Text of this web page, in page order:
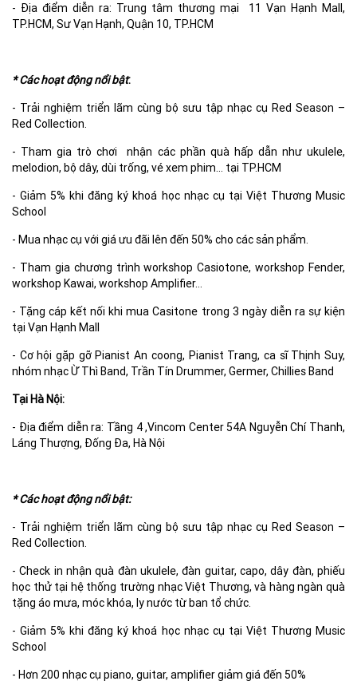
- Địa điểm diễn ra: Trung tâm thương mại 11 Vạn Hạnh Mall,
TP.HCM, Sư Vạn Hạnh, Quận 10, TP.HCM
* Các hoạt động nổi bật:
- Trải nghiệm triển lãm cùng bộ sưu tập nhạc cụ Red Season –
Red Collection.
- Tham gia trò chơi nhận các phần quà hấp dẫn như ukulele,
melodion, bộ dây, dùi trống, vé xem phim… tại TP.HCM
- Giảm 5% khi đăng ký khoá học nhạc cụ tại Việt Thương Music
School
- Mua nhạc cụ với giá ưu đãi lên đến 50% cho các sản phẩm.
- Tham gia chương trình workshop Casiotone, workshop Fender,
workshop Kawai, workshop Amplifier…
- Tặng cáp kết nối khi mua Casitone trong 3 ngày diễn ra sự kiện
tại Vạn Hạnh Mall
- Cơ hội gặp gỡ Pianist An coong, Pianist Trang, ca sĩ Thịnh Suy,
nhóm nhạc Ừ Thì Band, Trần Tín Drummer, Germer, Chillies Band
Tại Hà Nội:
- Địa điểm diễn ra: Tầng 4 ,Vincom Center 54A Nguyễn Chí Thanh,
Láng Thượng, Đống Đa, Hà Nội
* Các hoạt động nổi bật:
- Trải nghiệm triển lãm cùng bộ sưu tập nhạc cụ Red Season –
Red Collection.
- Check in nhận quà đàn ukulele, đàn guitar, capo, dây đàn, phiếu
học thử tại hệ thống trường nhạc Việt Thương, và hàng ngàn quà
tặng áo mưa, móc khóa, ly nước từ ban tổ chức.
- Giảm 5% khi đăng ký khoá học nhạc cụ tại Việt Thương Music
School
- Hơn 200 nhạc cụ piano, guitar, amplifier giảm giá đến 50%